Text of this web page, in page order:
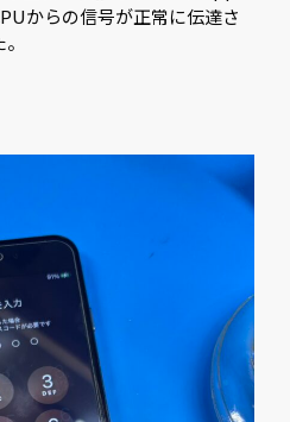
からの信号が正常に伝達さ